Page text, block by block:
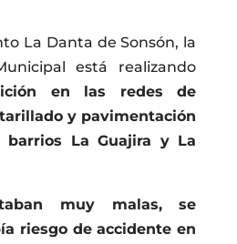
La Danta de Sonsón, la
está realizando
en las redes de
y pavimentación
La Guajira y La
muy malas, se
riesgo de accidente en